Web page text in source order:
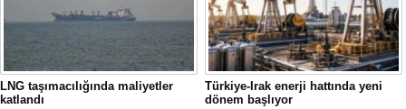
LNG taşımacılığında maliyetler
katlandı
Türkiye-Irak enerji hattında yeni
dönem başlıyor